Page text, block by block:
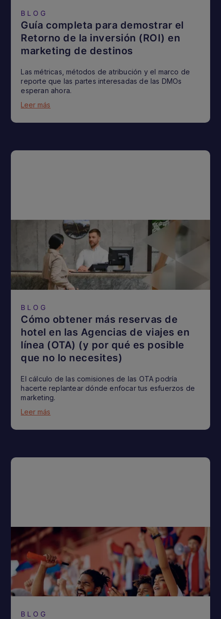
BLOG
Guía completa para demostrar el
Retorno de la inversión (ROI) en
marketing de destinos
Las métricas, métodos de atribución y el marco de
reporte que las partes interesadas de las DMOs
esperan ahora.
Leer más
BLOG
Cómo obtener más reservas de
hotel en las Agencias de viajes en
línea (OTA) (y por qué es posible
que no lo necesites)
El cálculo de las comisiones de las OTA podría
hacerte replantear dónde enfocar tus esfuerzos de
marketing.
Leer más
BLOG